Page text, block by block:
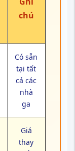
chú
Có sẵn
tại tất
cả các
nhà
ga
Giá
thay